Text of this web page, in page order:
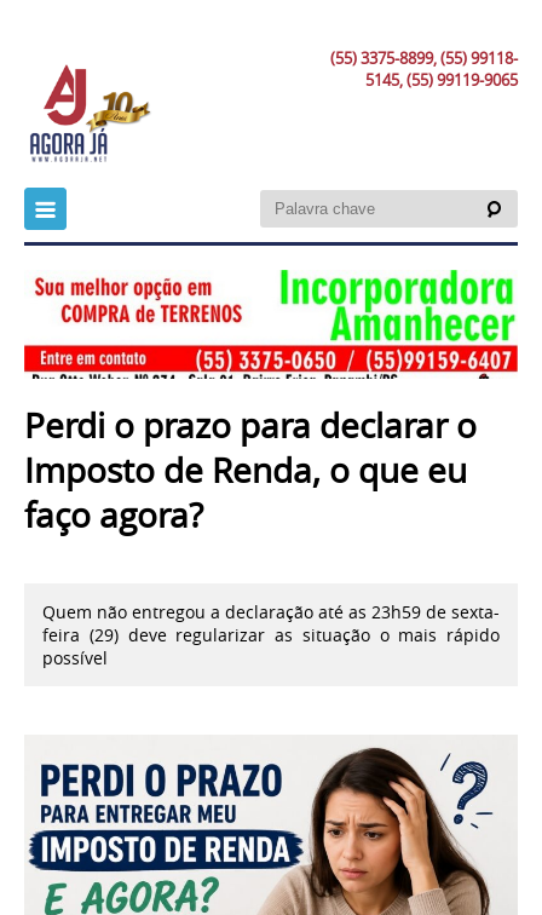
(55) 3375-8899, (55) 99118-
5145, (55) 99119-9065
Perdi o prazo para declarar o
Imposto de Renda, o que eu
faço agora?
Quem não entregou a declaração até as 23h59 de sexta-
feira (29) deve regularizar as situação o mais rápido
possível